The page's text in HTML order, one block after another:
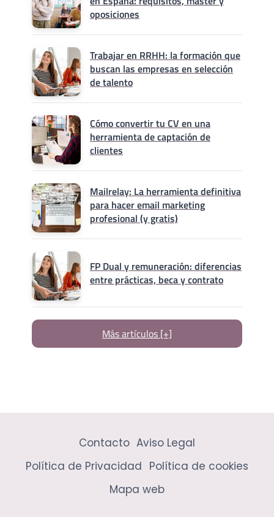
oposiciones
Trabajar en RRHH: la formación que
buscan las empresas en selección
de talento
Cómo convertir tu CV en una
herramienta de captación de
clientes
Mailrelay: La herramienta definitiva
para hacer email marketing
profesional (y gratis)
FP Dual y remuneración: diferencias
entre prácticas, beca y contrato
Más artículos [+]
Contacto Aviso Legal
Política de Privacidad Política de cookies
Mapa web